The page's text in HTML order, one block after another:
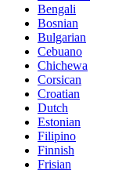
Bengali
Bosnian
Bulgarian
Cebuano
Chichewa
Corsican
Croatian
Dutch
Estonian
Filipino
Finnish
Frisian